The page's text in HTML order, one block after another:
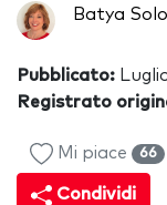
Batya
Pubblicato:
Registrato
Mi piace 66
Condividi